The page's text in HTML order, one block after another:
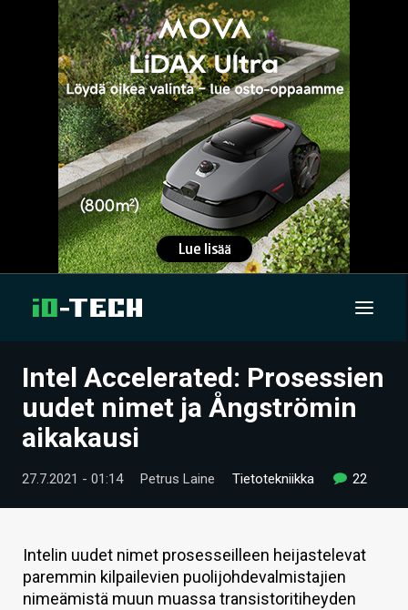
UUTISET
ARTIKKELIT
VIDEOT
TECHBBS
TIETOA
HINTA.FI
Intel Accelerated: Prosessien
uudet nimet ja Ångströmin
aikakausi
27.7.2021 - 01:14 Petrus Laine Tietotekniikka 22
Intelin uudet nimet prosesseilleen heijastelevat
paremmin kilpailevien puolijohdevalmistajien
nimeämistä muun muassa transistoritiheyden